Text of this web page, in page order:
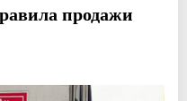
продажи